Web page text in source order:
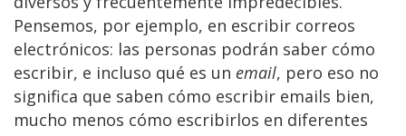
Pensemos, por ejemplo, en escribir correos
electrónicos: las personas podrán saber cómo
escribir, e incluso qué es un email, pero eso no
significa que saben cómo escribir emails bien,
mucho menos cómo escribirlos en diferentes